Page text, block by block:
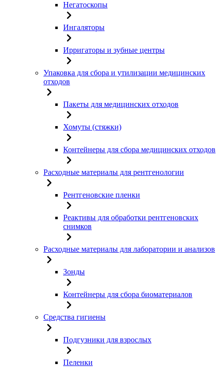
Негатоскопы
Ингаляторы
Ирригаторы и зубные центры
Упаковка для сбора и утилизации медицинских
отходов
Пакеты для медицинских отходов
Хомуты (стяжки)
Контейнеры для сбора медицинских отходов
Расходные материалы для рентгенологии
Рентгеновские пленки
Реактивы для обработки рентгеновских
снимков
Расходные материалы для лаборатории и анализов
Зонды
Контейнеры для сбора биоматериалов
Средства гигиены
Подгузники для взрослых
Пеленки